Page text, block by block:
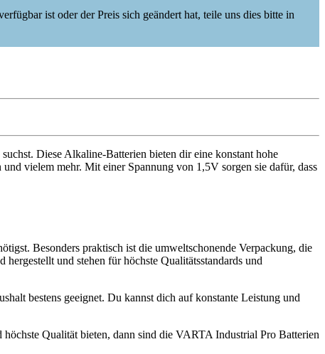
ist oder der Preis sich geändert hat, teile uns dies bitte in
Diese Alkaline-Batterien bieten dir eine konstant hohe
vielem mehr. Mit einer Spannung von 1,5V sorgen sie dafür, dass
Besonders praktisch ist die umweltschonende Verpackung, die
und stehen für höchste Qualitätsstandards und
bestens geeignet. Du kannst dich auf konstante Leistung und
Qualität bieten, dann sind die VARTA Industrial Pro Batterien